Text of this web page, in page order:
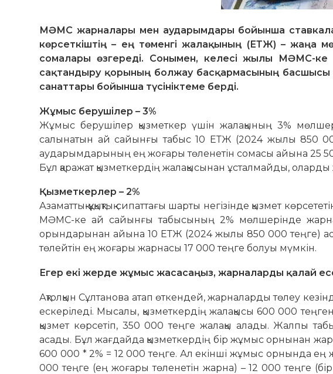
МӘМС жарналары мен аударымдары бойынша
көрсеткіштің – ең төменгі жалақының (ЕТЖ) – жаңа
сомалары өзгереді. Сонымен, келесі жылы МӘМС-ке
сақтандыру қорының болжау басқармасының басшысы
санаттары бойынша түсініктеме берді.
Жұмыс берушілер – 3%
Жұмыс берушілер қызметкер үшін жалақының 3%
салынатын ай сайынғы табыс 10 ЕТЖ (2024 жылы 850
аударымдарының ең жоғары төленетін сомасы айына 25
Бұл қаражат қызметкердің жалақысынан ұсталмайды,
Қызметкерлер – 2%
Азаматтық-құқықтық сипаттағы шарты негізінде қызмет
МӘМС-ке ай сайынғы табысының 2% мөлшерінде жарна
орындарынан айына 10 ЕТЖ (2024 жылы 850 000 теңге)
төлейтін ең жоғары жарнасы 17 000 теңге болуы мүмкін.
Егер екі жерде жұмыс жасасаңыз, жарналарды қалай
Ақтолқын Сұлтанова атап өткендей, жарналарды төлеу
ескеріледі. Мысалы, қызметкердің жалақысы 600 000
қызмет көрсетіп, 350 000 теңге жалақы алады. Жалпы
асады. Бұл жағдайда қызметкердің бір жұмыс орнынан
600 000 * 2% = 12 000 теңге. Ал екінші жұмыс орнында ең
000 теңге (ең жоғары төленетін жарна) – 12 000 теңге